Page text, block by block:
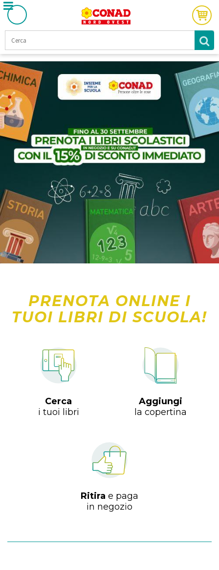
Prenotazione online di
VENDITA DI LIBRI SCOLASTICI PER
PRENOTA ONLINE I
TUOI LIBRI DI SCUOLA!
Cerca
i tuoi libri
Aggiungi
la copertina
Ritira e paga
in negozio